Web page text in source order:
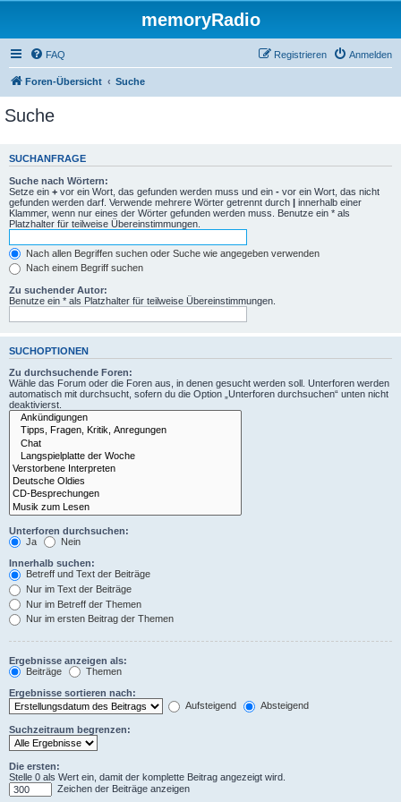
memoryRadio
FAQ Anmelden
Registrieren
Foren-Übersicht Suche
Suche
SUCHANFRAGE
Suche nach Wörtern:
Setze ein + vor ein Wort, das gefunden werden muss und ein - vor ein Wort, das nicht
gefunden werden darf. Verwende mehrere Wörter getrennt durch | innerhalb einer
Klammer, wenn nur eines der Wörter gefunden werden muss. Benutze ein * als
Platzhalter für teilweise Übereinstimmungen.
Nach allen Begriffen suchen oder Suche wie angegeben verwenden
Nach einem Begriff suchen
Zu suchender Autor:
Benutze ein * als Platzhalter für teilweise Übereinstimmungen.
SUCHOPTIONEN
Zu durchsuchende Foren:
Wähle das Forum oder die Foren aus, in denen gesucht werden soll. Unterforen werden
automatisch mit durchsucht, sofern du die Option „Unterforen durchsuchen“ unten nicht
deaktivierst.
Unterforen durchsuchen:
Ja
Nein
Innerhalb suchen:
Betreff und Text der Beiträge
Nur im Text der Beiträge
Nur im Betreff der Themen
Nur im ersten Beitrag der Themen
Ergebnisse anzeigen als:
Beiträge
Themen
Ergebnisse sortieren nach:
Aufsteigend
Absteigend
Suchzeitraum begrenzen:
Die ersten:
Stelle 0 als Wert ein, damit der komplette Beitrag angezeigt wird.
Zeichen der Beiträge anzeigen